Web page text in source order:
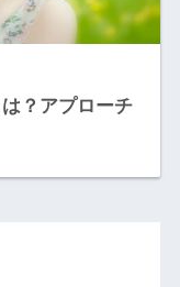
？アプローチ